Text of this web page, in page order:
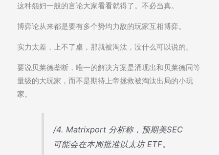
这种怨妇一般的言论大家看看就得了。不必当真。
博弈论从来都是要有多个势均力敌的玩家互相博弈。
实力太差，上不了桌，那就被淘汰，没什么可以说的。
要说贝莱德垄断，唯一的解决方案是涌现出和贝莱德同等
量级的大玩家，而不是期待上帝拯救被淘汰出局的小玩
家。
/4. Matrixport 分析称，预期美SEC
可能会在本周批准以太坊 ETF。